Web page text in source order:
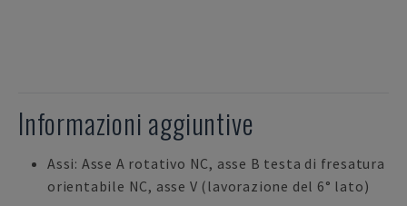
Informazioni aggiuntive
Assi: Asse A rotativo NC, asse B testa di fresatura
orientabile NC, asse V (lavorazione del 6° lato)